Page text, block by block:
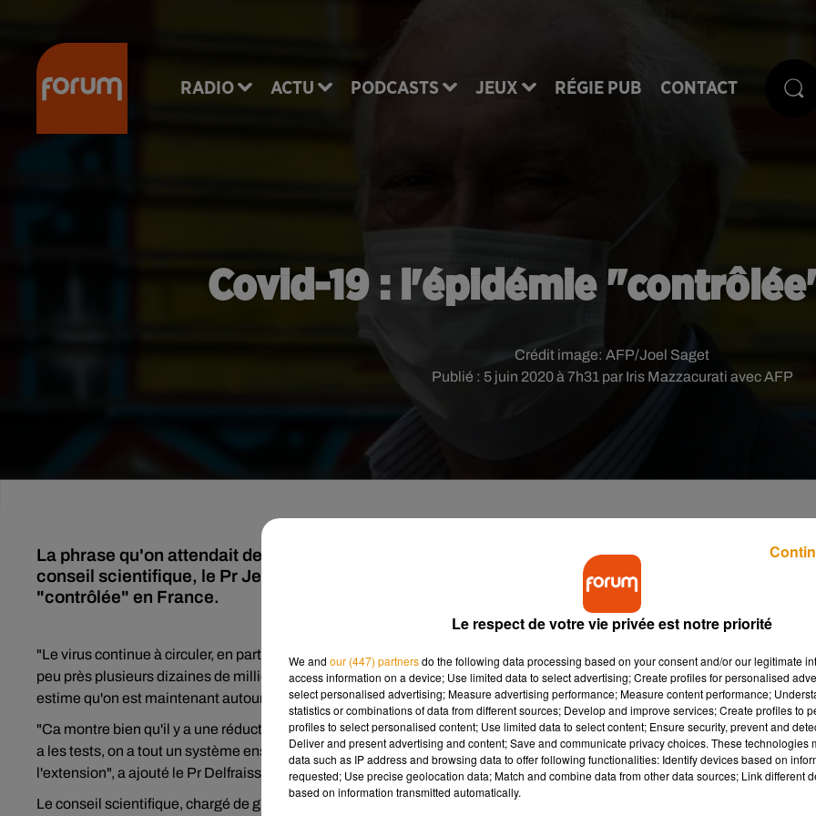
RADIO ACTU PODCASTS JEUX RÉGIE PUB CONTACT
Covid-19 : l'épidémie
Publié : 5 juin 2020 à 7h31 par Iris Mazzacurati avec AFP
Crédit image: AFP/Joel Saget
La phrase qu'on attendait depuis presque 3 mois a été prononcée, ce vendredi, par le président du
conseil scientifique, le Pr Jean-François Delfraissy : l'épidémie de Covid-19 est actuellement
"contrôlée" en France.
"Le virus continue à circuler, en particulier dans certaines régions (...), mais il circule à une petite vitesse
. Là où on avait à
peu près plusieurs dizaines de milliers de cas, autour de 80.000 nouveaux cas par jour début mars avant le confinement,
estime qu'on est maintenant autour de 1.000 cas à peu près", a-t-il expliqué dans les média.
"Ca montre bien qu'il y a une réduction importante. Et puis surtout,on a tous les outils pour dépister ces nouveaux cas.
a les tests, on a tout un système ensuite d'isolement et de contact des contacts, qui permet d'éviter évidemment
l'extension", a ajouté le Pr Delfraissy, spécialiste d'immunologie.
Le conseil scientifique, chargé de guider les pouvoirs publics dans la gestion de la crise liée au Covid-19, a publié jeudi un
Le respect de votre vie privée est notre priorité
We and our (447) partnersdo the following data processing based on your consent and/or our legitimate
access information on a device; Use limited data to select advertising; Create profiles for personalised
select personalised advertising; Measure advertising performance; Measure content performance;
statistics or combinations of data from different sources; Develop and improve services; Create profiles to
profiles to select personalised content; Use limited data to select content; Ensure security, prevent and
Deliver and present advertising and content; Save and communicate privacy choices. These technologies
data such as IP address and browsing data to offer following functionalities: Identify devices based on
requested; Use precise geolocation data; Match and combine data from other data sources; Link different
based on information transmitted automatically.